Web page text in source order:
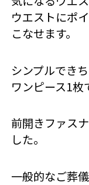
ウエストにポ
こなせます。
シンプルでき
ワンピース1枚
前開きファス
した。
一般的なご葬